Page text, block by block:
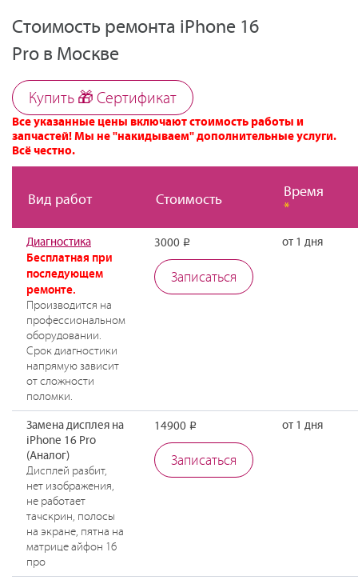
Стоимость ремонта iPhone 16
Pro в Москве
Купить 🎁 Cертификат
Все указанные цены включают стоимость работы и
запчастей! Мы не "накидываем" дополнительные услуги.
Всё честно.
Вид работ Стоимость
Время
*
Диагностика
Бесплатная при
последующем
ремонте.
Производится на
профессиональном
оборудовании.
Срок диагностики
напрямую зависит
от сложности
поломки.
3000 Р
Записаться
от 1 дня
Замена дисплея на
iPhone 16 Pro
(Аналог)
Дисплей разбит,
нет изображения,
не работает
тачскрин, полосы
на экране, пятна на
матрице айфон 16
про
14900 Р
Записаться
от 1 дня